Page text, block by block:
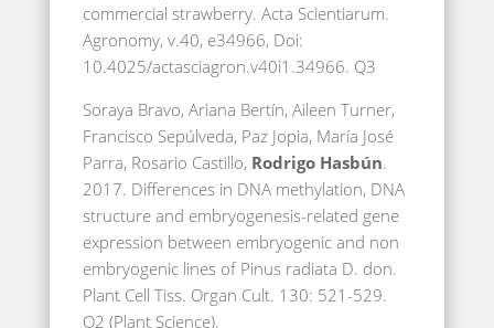
commercial strawberry. Acta Scientiarum.
Agronomy, v.40, e34966, Doi:
10.4025/actasciagron.v40i1.34966. Q3
Soraya Bravo, Ariana Bertín, Aileen Turner,
Francisco Sepúlveda, Paz Jopia, María José
Parra, Rosario Castillo, Rodrigo Hasbún.
2017. Differences in DNA methylation, DNA
structure and embryogenesis-related gene
expression between embryogenic and non
embryogenic lines of Pinus radiata D. don.
Plant Cell Tiss. Organ Cult. 130: 521-529.
Q2 (Plant Science).